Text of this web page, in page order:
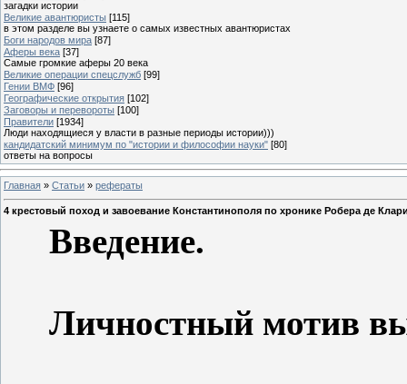
загадки истории
Великие авантюристы [115]
в этом разделе вы узнаете о самых известных авантюристах
Боги народов мира [87]
Аферы века [37]
Самые громкие аферы 20 века
Великие операции спецслужб [99]
Гении ВМФ [96]
Географические открытия [102]
Заговоры и перевороты [100]
Правители [1934]
Люди находящиеся у власти в разные периоды истории)))
кандидатский минимум по "истории и философии науки" [80]
ответы на вопросы
Главная » Статьи » рефераты
4 крестовый поход и завоевание Константинополя по хронике Робера де
Введение.
Личностный мотив